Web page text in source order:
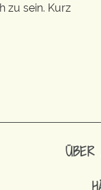
zu sein. Kurz